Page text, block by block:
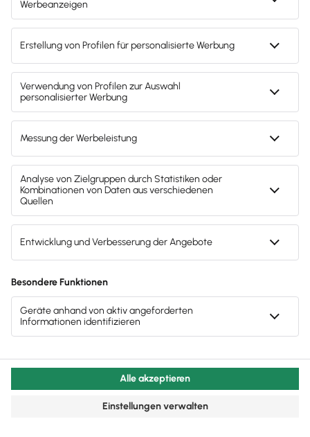
Mitarbeiter & Gehalt
Beschäftigung von Rentnern: Darauf musst du
achten
von vielen Vorteilen. Diese besonderen Regeln bei
der Beschäftigung von Rentnern gelten.
Lesezeit 8 Minuten